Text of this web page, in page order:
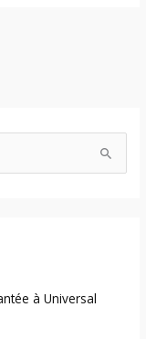
à Universal